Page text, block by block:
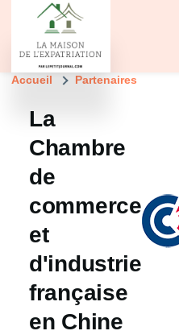
Aller au contenu principal
Fil
Accueil Partenaires
La
Chambre
de
commerce
et
d'industrie
française
en Chine
Image